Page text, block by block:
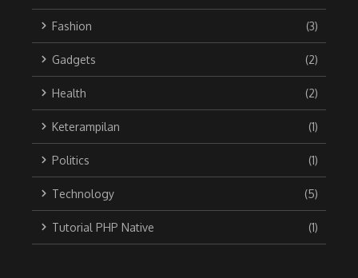
Fashion (3)
Gadgets (2)
Health (2)
Keterampilan (1)
Politics (1)
Technology (5)
Tutorial PHP Native (1)